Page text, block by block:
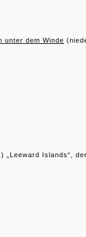
unter dem Winde
„Leeward Islands“,